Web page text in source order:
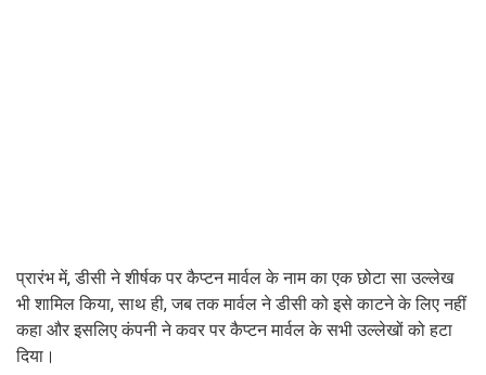
प्रारंभ में, डीसी ने शीर्षक पर कैप्टन मार्वल के नाम का एक छोटा सा उल्लेख
भी शामिल किया, साथ ही, जब तक मार्वल ने डीसी को इसे काटने के लिए नहीं
कहा और इसलिए कंपनी ने कवर पर कैप्टन मार्वल के सभी उल्लेखों को हटा
दिया।